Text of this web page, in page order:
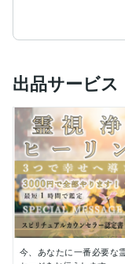
長年の修行の
セラーの正木り
（本山　博　ク
した。
（詳細は経歴欄
また、スピリチ
おり、「自分で
へ」道出版、「
コープ」「驚異
録」ダイナミッ
の企画編集に携
【特典】
出品サービス
今、あなたに一番必要な